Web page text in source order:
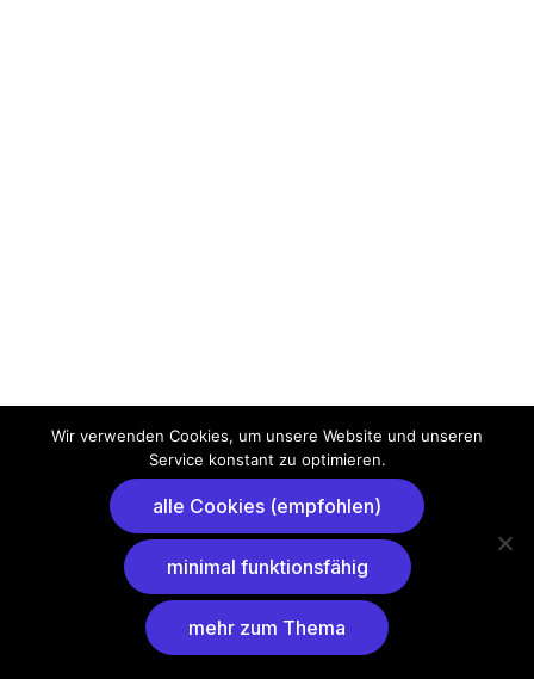
Wir verwenden Cookies, um unsere Website und unseren
Service konstant zu optimieren.
alle Cookies (empfohlen)
minimal funktionsfähig
mehr zum Thema